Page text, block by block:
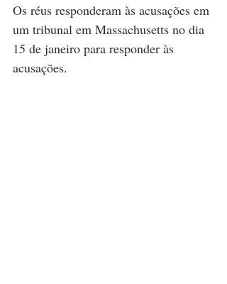
Os réus responderam às acusações em
um tribunal em Massachusetts no dia
15 de janeiro para responder às
acusações.